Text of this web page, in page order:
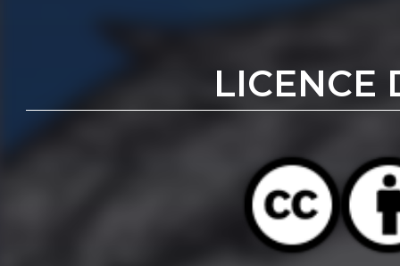
LICENCE